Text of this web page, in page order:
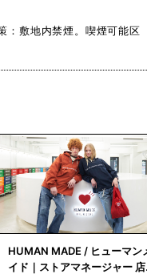
：敷地内禁煙。喫煙可能区
HUMAN MADE / ヒューマンメ
イド｜ストアマネージャー 店長